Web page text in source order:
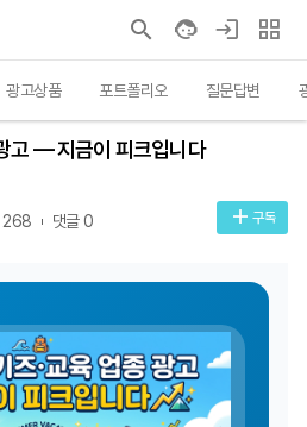
광고상품 포트폴리오 질문답변
고 — 지금이 피크입니다
268 댓글 0 구독